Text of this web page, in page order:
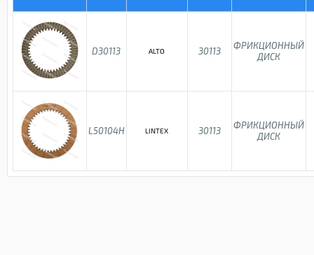
D30113 ALTO 30113
ФРИКЦИОННЫЙ
ДИСК
L50104H LINTEX 30113
ФРИКЦИОННЫЙ
ДИСК